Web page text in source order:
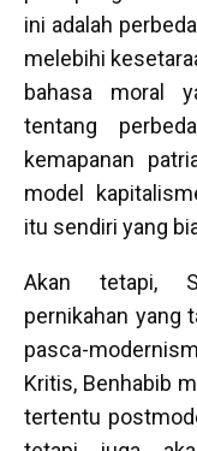
ini adalah
melebihi
bahasa moral
tentang
kemapanan
model
itu sendiri yang
Akan tetapi,
pernikahan yang
pasca-
Kritis, Benhabib
tertentu